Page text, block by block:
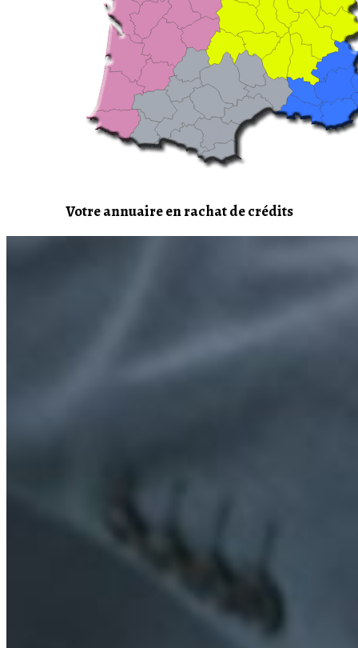
Votre annuaire en rachat de crédits